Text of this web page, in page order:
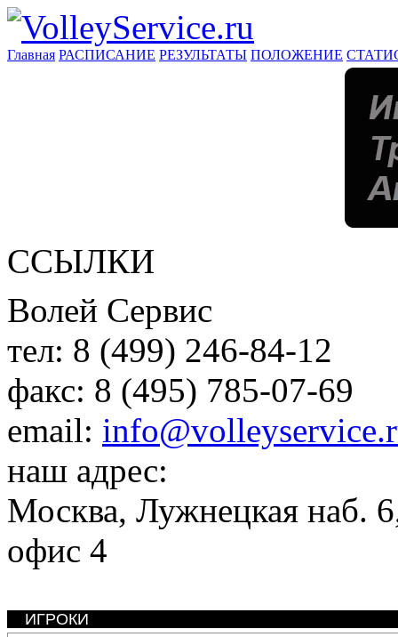
Главная РАСПИСАНИЕ РЕЗУЛЬТАТЫ ПОЛОЖЕНИЕ
ССЫЛКИ
Волей Сервис
тел: 8 (499) 246-84-12
факс: 8 (495) 785-07-69
email:
наш адрес:
Москва, Лужнецкая наб.
офис 4
ИГРОКИ